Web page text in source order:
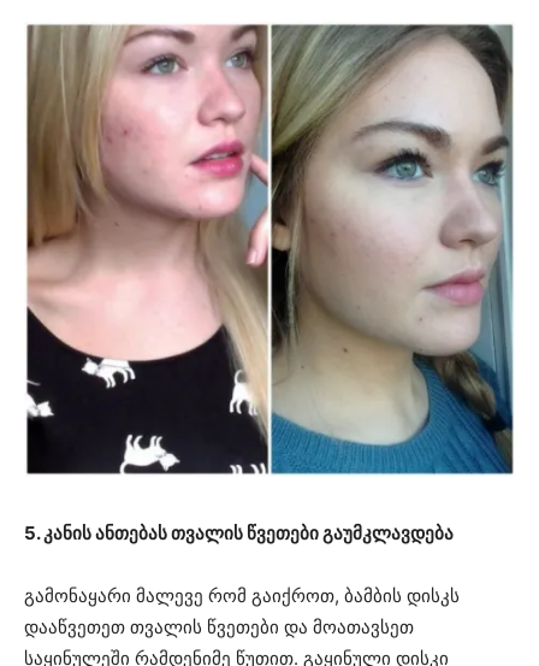
5. კანის ანთებას თვალის წვეთები გაუმკლავდება
გამონაყარი მალევე რომ გაიქროთ, ბამბის დისკს
დააწვეთეთ თვალის წვეთები და მოათავსეთ
საყინულეში რამდენიმე წუთით. გაყინული დისკი